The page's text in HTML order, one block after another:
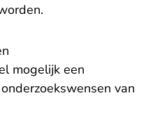
mogelijk een
van